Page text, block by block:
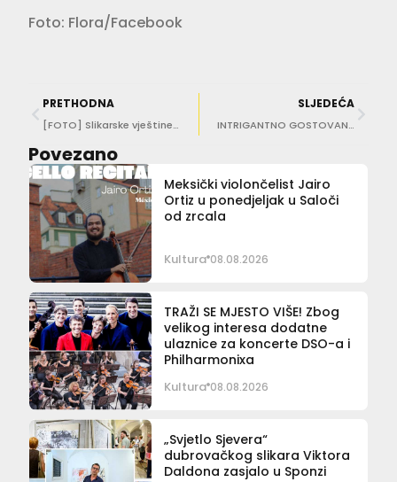
Foto: Flora/Facebook
PRETHODNA
[FOTO] Slikarske vještine predstavili polaznici Art studija Kantunić
SLJEDEĆA
INTRIGANTNO GOSTOVANJE Tarik Filipović u predstavi ‘Sex i glad/Doktor za one stvari’
Povezano
Meksički violončelist Jairo
Ortiz u ponedjeljak u Saloči
od zrcala
Kultura 08.08.2026
TRAŽI SE MJESTO VIŠE! Zbog
velikog interesa dodatne
ulaznice za koncerte DSO-a i
Philharmonixa
Kultura 08.08.2026
„Svjetlo Sjevera“
dubrovačkog slikara Viktora
Daldona zasjalo u Sponzi